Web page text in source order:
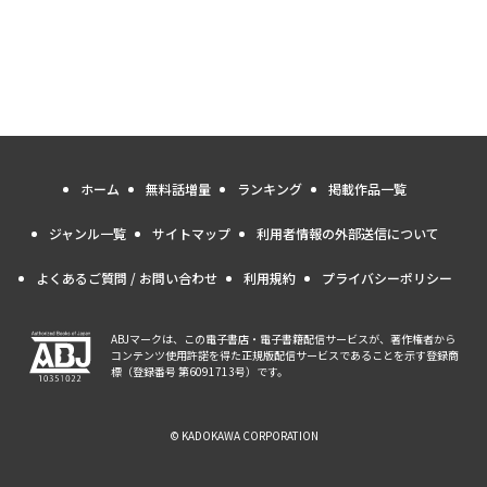
ホーム 無料話増量 ランキング 掲載作品一覧
ジャンル一覧 サイトマップ 利用者情報の外部送信について
よくあるご質問 / お問い合わせ 利用規約 プライバシーポリシー
ABJマークは、この電子書店・電子書籍配信サービスが、著作権者から
コンテンツ使用許諾を得た正規版配信サービスであることを示す登録商
標（登録番号 第6091713号）です。
© KADOKAWA CORPORATION